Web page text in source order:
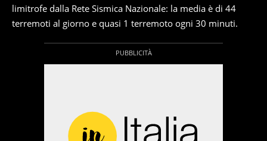
limitrofe dalla Rete Sismica Nazionale: la media è di 44
terremoti al giorno e quasi 1 terremoto ogni 30 minuti.